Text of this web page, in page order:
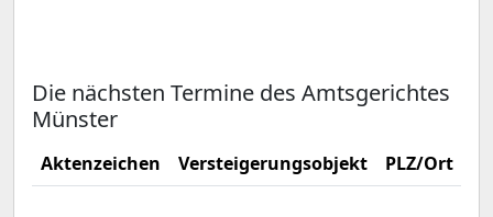
Die nächsten Termine des Amtsgerichtes
Münster
Aktenzeichen Versteigerungsobjekt PLZ/Ort